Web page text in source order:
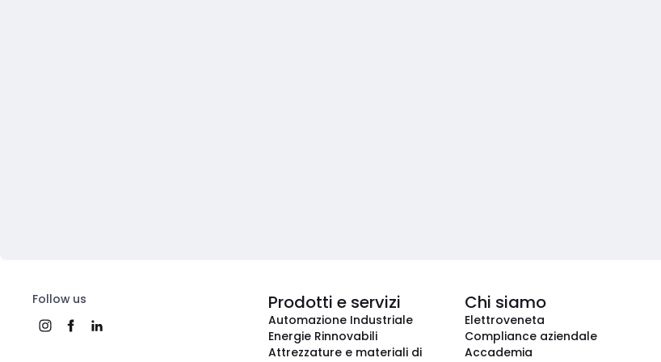
Follow us Prodotti e servizi
Automazione Industriale
Energie Rinnovabili
Attrezzature e materiali di
Chi siamo
Elettroveneta
Compliance aziendale
Accademia